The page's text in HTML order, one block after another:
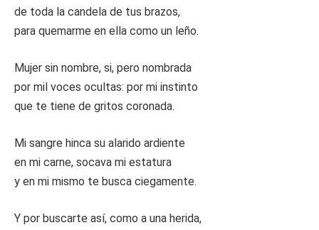
de toda la candela de tus brazos,
para quemarme en ella como un leño.
Mujer sin nombre, si, pero nombrada
por mil voces ocultas: por mi instinto
que te tiene de gritos coronada.
Mi sangre hinca su alarido ardiente
en mi carne, socava mi estatura
y en mi mismo te busca ciegamente.
Y por buscarte así, como a una herida,